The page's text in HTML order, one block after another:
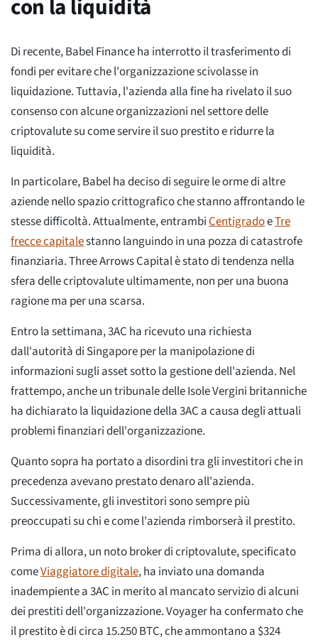
con la liquidità
Di recente, Babel Finance ha interrotto il trasferimento di
fondi per evitare che l'organizzazione scivolasse in
liquidazione. Tuttavia, l'azienda alla fine ha rivelato il suo
consenso con alcune organizzazioni nel settore delle
criptovalute su come servire il suo prestito e ridurre la
liquidità.
In particolare, Babel ha deciso di seguire le orme di altre
aziende nello spazio crittografico che stanno affrontando le
stesse difficoltà. Attualmente, entrambiCentigradoeTre
frecce capitalestanno languindo in una pozza di catastrofe
finanziaria. Three Arrows Capital è stato di tendenza nella
sfera delle criptovalute ultimamente, non per una buona
ragione ma per una scarsa.
Entro la settimana, 3AC ha ricevuto una richiesta
dall'autorità di Singapore per la manipolazione di
informazioni sugli asset sotto la gestione dell'azienda. Nel
frattempo, anche un tribunale delle Isole Vergini britanniche
ha dichiarato la liquidazione della 3AC a causa degli attuali
problemi finanziari dell'organizzazione.
Quanto sopra ha portato a disordini tra gli investitori che in
precedenza avevano prestato denaro all'azienda.
Successivamente, gli investitori sono sempre più
preoccupati su chi e come l'azienda rimborserà il prestito.
Prima di allora, un noto broker di criptovalute, specificato
comeViaggiatore digitale, ha inviato una domanda
inadempiente a 3AC in merito al mancato servizio di alcuni
dei prestiti dell'organizzazione. Voyager ha confermato che
il prestito è di circa 15.250 BTC, che ammontano a $324